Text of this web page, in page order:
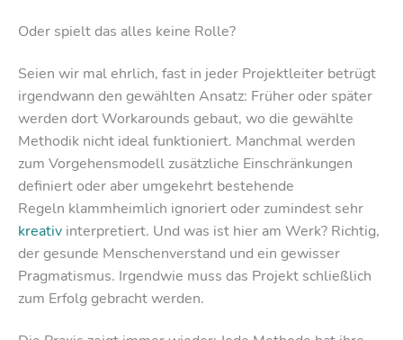
Oder spielt das alles keine Rolle?
Seien wir mal ehrlich, fast in jeder Projektleiter betrügt
irgendwann den gewählten Ansatz: Früher oder später
werden dort Workarounds gebaut, wo die gewählte
Methodik nicht ideal funktioniert. Manchmal werden
zum Vorgehensmodell zusätzliche Einschränkungen
definiert oder aber umgekehrt bestehende
Regeln klammheimlich ignoriert oder zumindest sehr
kreativ interpretiert. Und was ist hier am Werk? Richtig,
der gesunde Menschenverstand und ein gewisser
Pragmatismus. Irgendwie muss das Projekt schließlich
zum Erfolg gebracht werden.